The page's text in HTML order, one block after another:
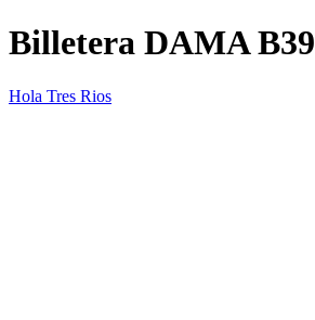
Billetera DAMA B39
Hola Tres Rios